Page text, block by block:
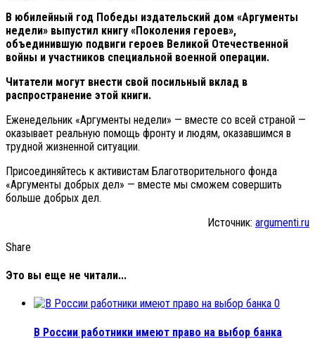
В юбилейный год Победы издательский дом «Аргументы
недели» выпустил книгу «Поколения героев»,
объединившую подвиги героев Великой Отечественной
войны и участников специальной военной операции.
Читатели могут внести свой посильный вклад в
распространение этой книги.
Еженедельник «Аргументы недели» — вместе со всей страной —
оказывает реальную помощь фронту и людям, оказавшимся в
трудной жизненной ситуации.
Присоединяйтесь к активистам Благотворительного фонда
«Аргументы добрых дел» — вместе мы сможем совершить
больше добрых дел.
Источник: argumenti.ru
Share
Это вы еще не читали...
0
В России работники имеют право на выбор банка